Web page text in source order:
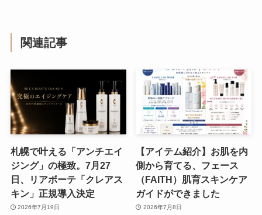
関連記事
札幌で叶える「アンチエイ
ジング」の極致。7月27
日、リアボーテ「クレアス
キン」正規導入決定
2026年7月19日
【アイテム紹介】お肌を内
側から育てる、フェース
（FAITH）肌育スキンケア
ガイドができました
2026年7月8日